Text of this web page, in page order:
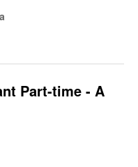
position, working
Part-time - A